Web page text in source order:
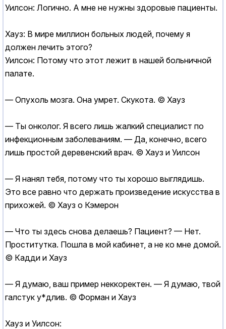
Уилсон: Логично. А мне не нужны здоровые пациенты.
Хауз: В мире миллион больных людей, почему я
должен лечить этого?
Уилсон: Потому что этот лежит в нашей больничной
палате.
— Опухоль мозга. Она умрет. Скукота. © Хауз
— Ты онколог. Я всего лишь жалкий специалист по
инфекционным заболеваниям. — Да, конечно, всего
лишь простой деревенский врач. © Хауз и Уилсон
— Я нанял тебя, потому что ты хорошо выглядишь.
Это все равно что держать произведение искусства в
прихожей. © Хауз о Кэмерон
— Что ты здесь снова делаешь? Пациент? — Нет.
Проститутка. Пошла в мой кабинет, а не ко мне домой.
© Кадди и Хауз
— Я думаю, ваш пример неккоректен. — Я думаю, твой
галстук у*длив. © Форман и Хауз
Хауз и Уилсон: